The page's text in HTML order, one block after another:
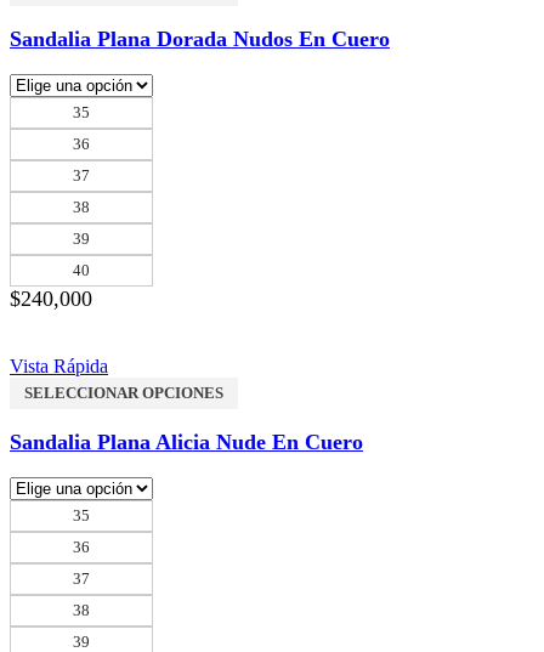
Sandalia Plana Dorada Nudos En Cuero
35
36
37
38
39
40
$240,000
Vista Rápida
SELECCIONAR OPCIONES
Sandalia Plana Alicia Nude En Cuero
35
36
37
38
39